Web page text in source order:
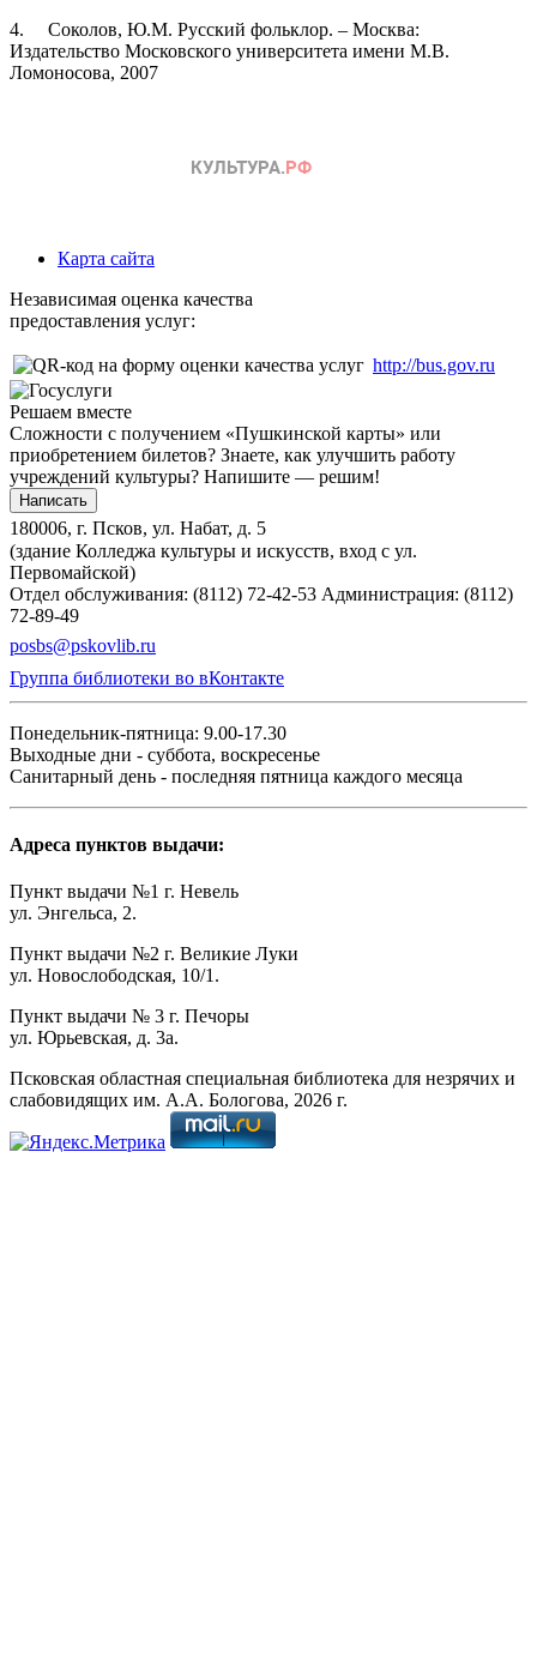
4. Соколов, Ю.М. Русский фольклор. – Москва:
Издательство Московского университета имени М.В.
Ломоносова, 2007
Карта сайта
Независимая оценка качества
предоставления услуг:
http://bus.gov.ru
Решаем вместе
Сложности с получением «Пушкинской карты» или
приобретением билетов? Знаете, как улучшить работу
учреждений культуры? Напишите — решим!
Написать
180006, г. Псков, ул. Набат, д. 5
(здание Колледжа культуры и искусств, вход с ул.
Первомайской)
Отдел обслуживания: (8112) 72-42-53 Администрация: (8112)
72-89-49
posbs@pskovlib.ru
Группа библиотеки во вКонтакте
Понедельник-пятница: 9.00-17.30
Выходные дни - суббота, воскресенье
Санитарный день - последняя пятница каждого месяца
Адреса пунктов выдачи:
Пункт выдачи №1 г. Невель
ул. Энгельса, 2.
Пункт выдачи №2 г. Великие Луки
ул. Новослободская, 10/1.
Пункт выдачи № 3 г. Печоры
ул. Юрьевская, д. 3а.
Псковская областная специальная библиотека для незрячих и
слабовидящих им. А.А. Бологова, 2026 г.